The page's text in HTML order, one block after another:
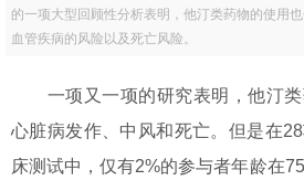
的一项大型回顾性分析表明，他汀类药物的使用
血管疾病的风险以及死亡风险。
一项又一项的研究表明，他汀类
心脏病发作、中风和死亡。但是在
床测试中，仅有2%的参与者年龄在